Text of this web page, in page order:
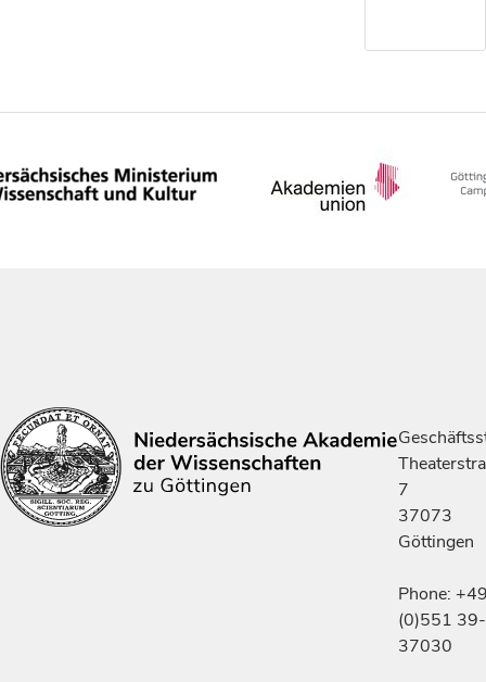
7
37073
Göttingen
Phone:
(0)551 39-
37030